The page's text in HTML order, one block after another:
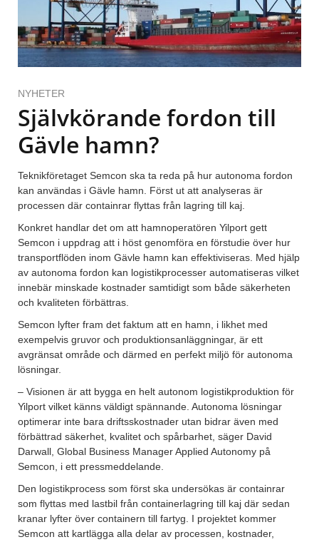
NYHETER
Självkörande fordon till
Gävle hamn?
Teknikföretaget Semcon ska ta reda på hur autonoma fordon
kan användas i Gävle hamn. Först ut att analyseras är
processen där containrar flyttas från lagring till kaj.
Konkret handlar det om att hamnoperatören Yilport gett
Semcon i uppdrag att i höst genomföra en förstudie över hur
transportflöden inom Gävle hamn kan effektiviseras. Med hjälp
av autonoma fordon kan logistikprocesser automatiseras vilket
innebär minskade kostnader samtidigt som både säkerheten
och kvaliteten förbättras.
Semcon lyfter fram det faktum att en hamn, i likhet med
exempelvis gruvor och produktionsanläggningar, är ett
avgränsat område och därmed en perfekt miljö för autonoma
lösningar.
– Visionen är att bygga en helt autonom logistikproduktion för
Yilport vilket känns väldigt spännande. Autonoma lösningar
optimerar inte bara driftsskostnader utan bidrar även med
förbättrad säkerhet, kvalitet och spårbarhet, säger David
Darwall, Global Business Manager Applied Autonomy på
Semcon, i ett pressmeddelande.
Den logistikprocess som först ska undersökas är containrar
som flyttas med lastbil från containerlagring till kaj där sedan
kranar lyfter över containern till fartyg. I projektet kommer
Semcon att kartlägga alla delar av processen, kostnader,